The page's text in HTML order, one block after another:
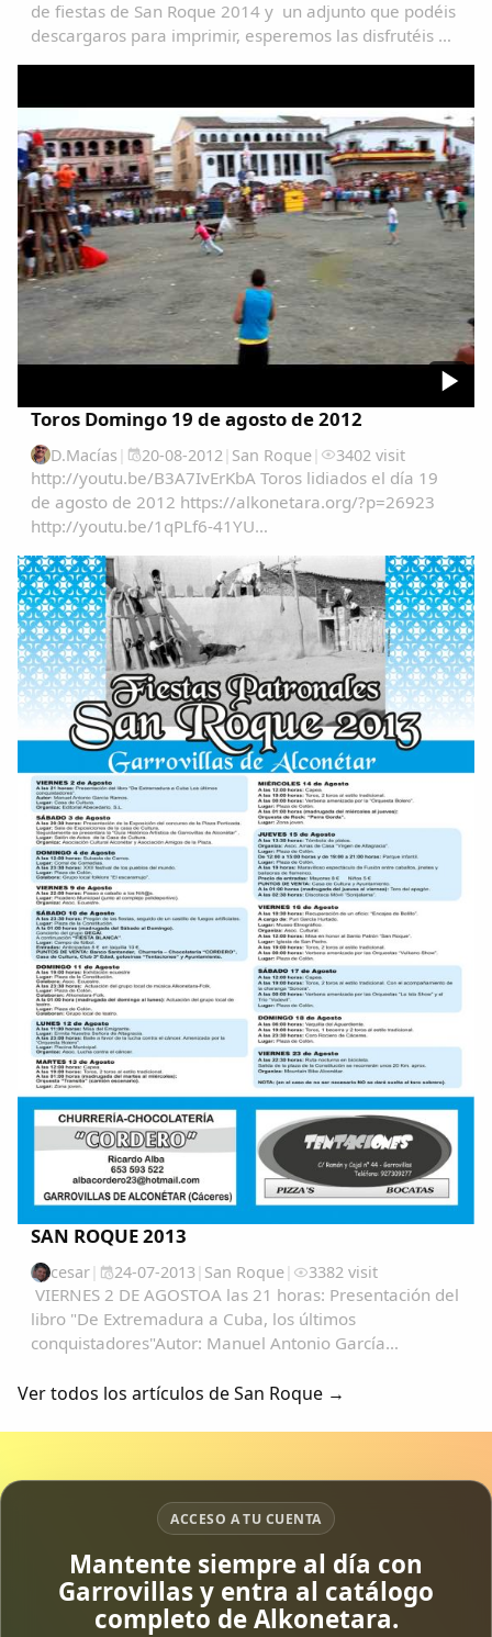
de fiestas de San Roque 2014 y un adjunto que podéis
descargaros para imprimir, esperemos las disfrutéis
Toros Domingo 19 de agosto de 2012
D.Macías | 20-08-2012| San Roque| 3402 visit
http://youtu.be/B3A7IvErKbA Toros lidiados el día 19
de agosto de 2012 https://alkonetara.org/?p=26923
http://youtu.be/1qPLf6-41YU
SAN ROQUE 2013
cesar| 24-07-2013| San Roque| 3382 visit
VIERNES 2 DE AGOSTOA las 21 horas: Presentación del
libro "De Extremadura a Cuba, los últimos
conquistadores"Autor: Manuel Antonio García
ABECEDARIO S.L.SÁBADO 3 DE AGOSTOA las 20:30
Ver todos los artículos de San Roque →
ACCESO A TU CUENTA
Mantente siempre al día con
Garrovillas y entra al catálogo
completo de Alkonetara.